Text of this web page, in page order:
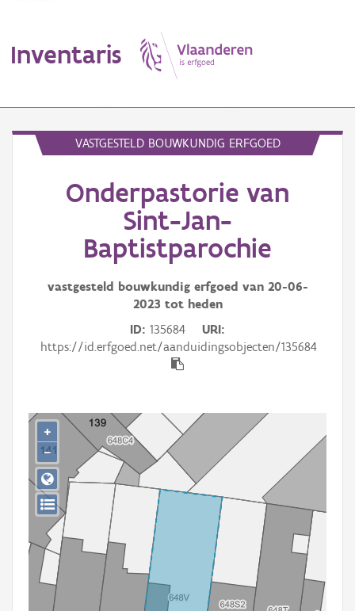
Inventaris
Erfgoedobject
Hergebruik
Aanmelden
VASTGESTELD BOUWKUNDIG ERFGOED
Onderpastorie van
Sint-Jan-
Baptistparochie
vastgesteld bouwkundig erfgoed van 20-06-
2023 tot heden
ID 135684
URI
https://id.erfgoed.net/aanduidingsobjecten/135684
+
−